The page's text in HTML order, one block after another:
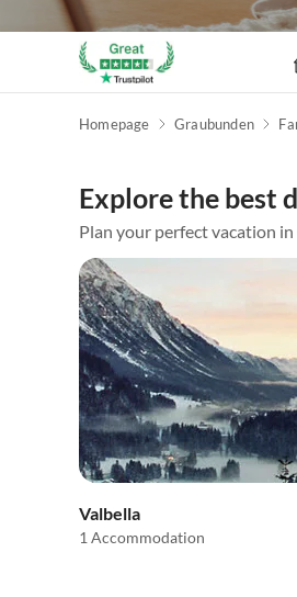
Homepage Graubunden
Explore the best
Plan your perfect vacation
Valbella
1 Accommodation